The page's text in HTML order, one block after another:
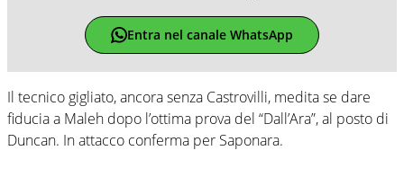
Entra nel canale WhatsApp
Il tecnico gigliato, ancora senza Castrovilli, medita se dare
fiducia a Maleh dopo l’ottima prova del “Dall’Ara”, al posto di
Duncan. In attacco conferma per Saponara.